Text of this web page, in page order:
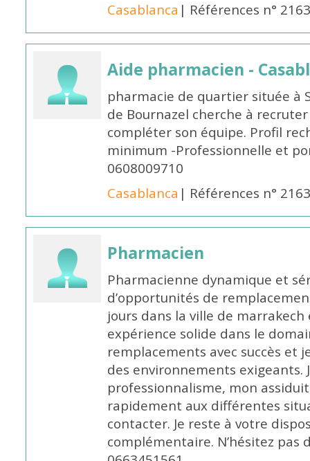
Casablanca | Références n°
Aide pharmacien -
pharmacie de quartier située à
de Bournazel cherche à
compléter son équipe. Profil
minimum -Professionnelle et
0608009710
Casablanca | Références n°
Pharmacien
Pharmacienne dynamique et
d’opportunités de
jours dans la ville de marrakech
expérience solide dans le
remplacements avec succès et
des environnements exigeants.
professionnalisme, mon
rapidement aux différentes
contacter. Je reste à votre
complémentaire. N’hésitez